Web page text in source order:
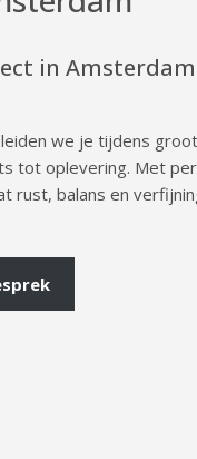
in
we je tijdens
tot oplevering. Met
rust, balans en